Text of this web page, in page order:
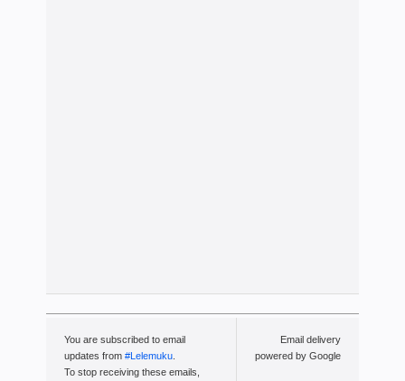
You are subscribed to email
updates from #Lelemuku
To stop receiving these emails,
Email delivery
powered by Google